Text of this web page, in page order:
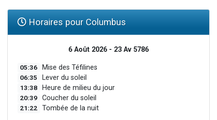
Horaires pour Columbus
6 Août 2026 - 23 Av 5786
05:36 Mise des Téfilines
06:35 Lever du soleil
13:38 Heure de milieu du jour
20:39 Coucher du soleil
21:22 Tombée de la nuit